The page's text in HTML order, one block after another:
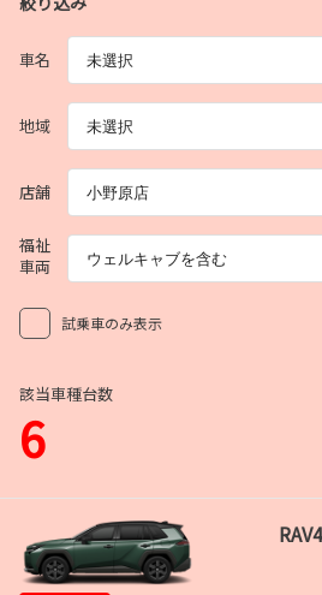
車名
地域
店舗
福祉
車両
試乗車のみ表示
該当車種台数
6